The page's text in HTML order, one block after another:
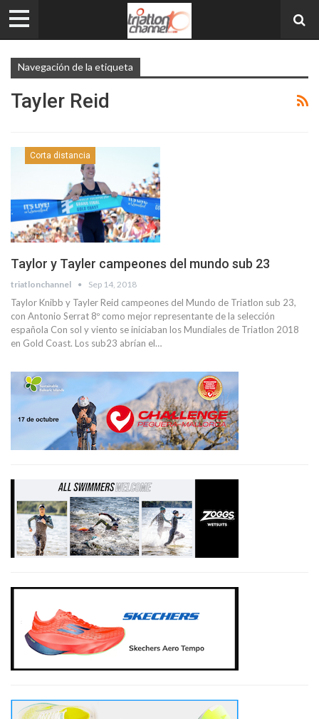
Navegación de la etiqueta
Tayler Reid
Corta distancia
Taylor y Tayler campeones del mundo sub 23
triatlonchannel Sep 14, 2018
Taylor Knibb y Tayler Reid campeones del Mundo de Triatlon sub 23,
con Antonio Serrat 8º como mejor representante de la selección
española Con sol y viento se iniciaban los Mundiales de Triatlon 2018
en Gold Coast. Los sub23 abrían el…